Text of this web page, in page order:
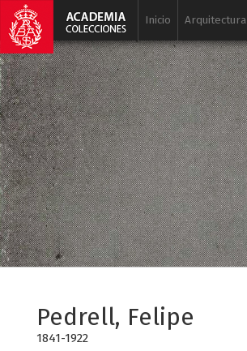
Inicio Arquitectura
Pedrell, Felipe
1841-1922